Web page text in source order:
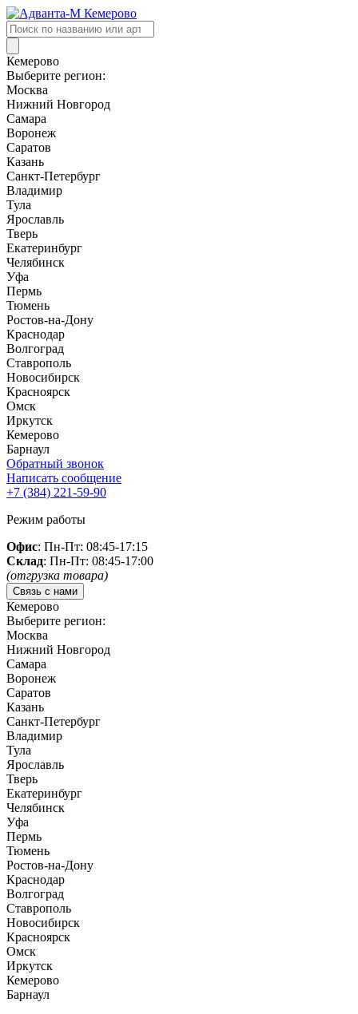
Поиск
товаров
Кемерово
Выберите регион:
Москва
Нижний Новгород
Самара
Воронеж
Саратов
Казань
Санкт-Петербург
Владимир
Тула
Ярославль
Тверь
Екатеринбург
Челябинск
Уфа
Пермь
Тюмень
Ростов-на-Дону
Краснодар
Волгоград
Ставрополь
Новосибирск
Красноярск
Омск
Иркутск
Кемерово
Барнаул
Обратный звонок
Написать сообщение
+7 (384) 221-59-90
Режим работы
Офис: Пн-Пт: 08:45-17:15
Склад: Пн-Пт: 08:45-17:00
(отгрузка товара)
Связь с нами
Кемерово
Выберите регион:
Москва
Нижний Новгород
Самара
Воронеж
Саратов
Казань
Санкт-Петербург
Владимир
Тула
Ярославль
Тверь
Екатеринбург
Челябинск
Уфа
Пермь
Тюмень
Ростов-на-Дону
Краснодар
Волгоград
Ставрополь
Новосибирск
Красноярск
Омск
Иркутск
Кемерово
Барнаул